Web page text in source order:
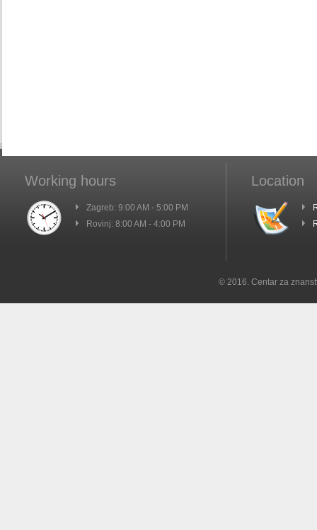
Working hours
Zagreb: 9:00 AM - 5:00 PM
Rovinj: 8:00 AM - 4:00 PM
Location
© 2016. Centar za